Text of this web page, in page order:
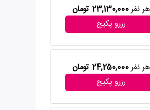
هر نفر23,130,000 تومان
رزرو پکیج
هر نفر24,250,000 تومان
رزرو پکیج